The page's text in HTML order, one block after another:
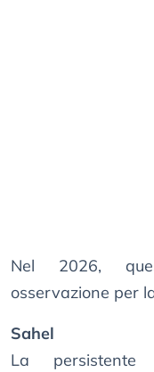
Nel 2026,
osservazione per
Sahel
La